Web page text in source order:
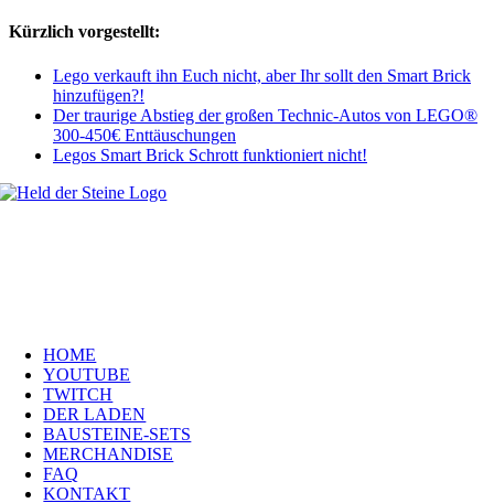
Kürzlich vorgestellt:
Lego verkauft ihn Euch nicht, aber Ihr sollt den Smart Brick
hinzufügen?!
Der traurige Abstieg der großen Technic-Autos von LEGO®
300-450€ Enttäuschungen
Legos Smart Brick Schrott funktioniert nicht!
HOME
YOUTUBE
TWITCH
DER LADEN
BAUSTEINE-SETS
MERCHANDISE
FAQ
KONTAKT